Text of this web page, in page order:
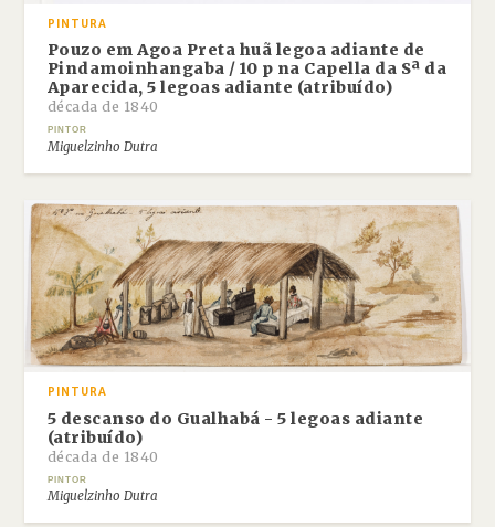
PINTURA
Pouzo em Agoa Preta huã legoa adiante de
Pindamoinhangaba / 10 p na Capella da Sª da
Aparecida, 5 legoas adiante (atribuído)
década de 1840
PINTOR
Miguelzinho Dutra
PINTURA
5 descanso do Gualhabá - 5 legoas adiante
(atribuído)
década de 1840
PINTOR
Miguelzinho Dutra